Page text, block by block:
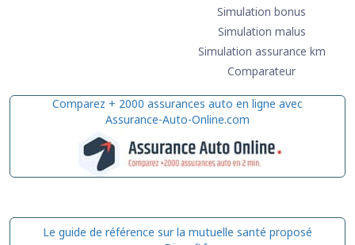
Simulation bonus
Simulation malus
Simulation assurance km
Comparateur
Comparez + 2000 assurances auto en ligne avec
Assurance-Auto-Online.com
Le guide de référence sur la mutuelle santé proposé